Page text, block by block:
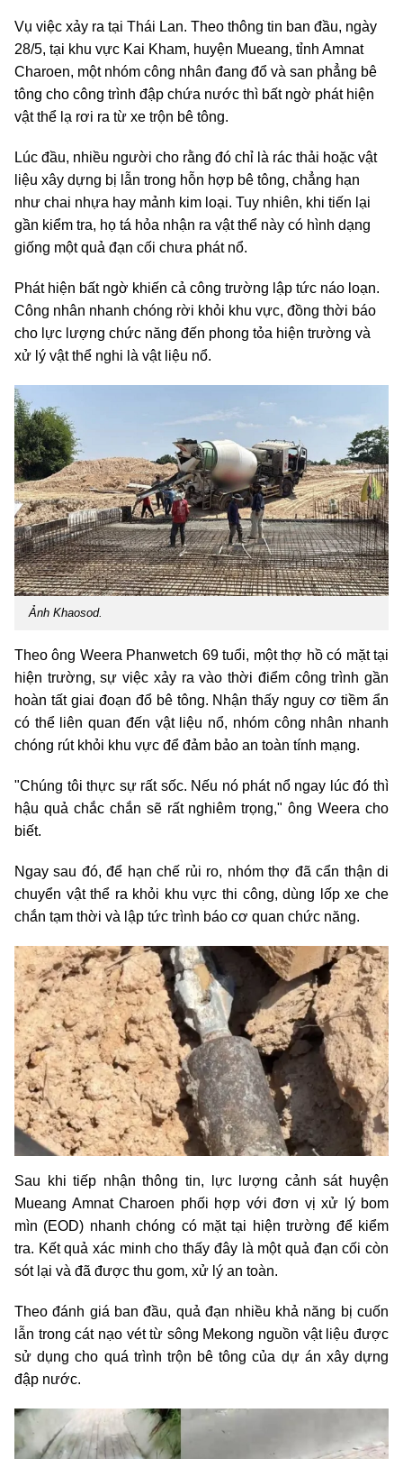
Vụ việc xảy ra tại Thái Lan. Theo thông tin ban đầu, ngày
28/5, tại khu vực Kai Kham, huyện Mueang, tỉnh Amnat
Charoen, một nhóm công nhân đang đổ và san phẳng bê
tông cho công trình đập chứa nước thì bất ngờ phát hiện
vật thể lạ rơi ra từ xe trộn bê tông.
Lúc đầu, nhiều người cho rằng đó chỉ là rác thải hoặc vật
liệu xây dựng bị lẫn trong hỗn hợp bê tông, chẳng hạn
như chai nhựa hay mảnh kim loại. Tuy nhiên, khi tiến lại
gần kiểm tra, họ tá hỏa nhận ra vật thể này có hình dạng
giống một quả đạn cối chưa phát nổ.
Phát hiện bất ngờ khiến cả công trường lập tức náo loạn.
Công nhân nhanh chóng rời khỏi khu vực, đồng thời báo
cho lực lượng chức năng đến phong tỏa hiện trường và
xử lý vật thể nghi là vật liệu nổ.
Ảnh Khaosod.
Theo ông Weera Phanwetch 69 tuổi, một thợ hồ có mặt tại
hiện trường, sự việc xảy ra vào thời điểm công trình gần
hoàn tất giai đoạn đổ bê tông. Nhận thấy nguy cơ tiềm ẩn
có thể liên quan đến vật liệu nổ, nhóm công nhân nhanh
chóng rút khỏi khu vực để đảm bảo an toàn tính mạng.
"Chúng tôi thực sự rất sốc. Nếu nó phát nổ ngay lúc đó thì
hậu quả chắc chắn sẽ rất nghiêm trọng," ông Weera cho
biết.
Ngay sau đó, để hạn chế rủi ro, nhóm thợ đã cẩn thận di
chuyển vật thể ra khỏi khu vực thi công, dùng lốp xe che
chắn tạm thời và lập tức trình báo cơ quan chức năng.
Sau khi tiếp nhận thông tin, lực lượng cảnh sát huyện
Mueang Amnat Charoen phối hợp với đơn vị xử lý bom
mìn (EOD) nhanh chóng có mặt tại hiện trường để kiểm
tra. Kết quả xác minh cho thấy đây là một quả đạn cối còn
sót lại và đã được thu gom, xử lý an toàn.
Theo đánh giá ban đầu, quả đạn nhiều khả năng bị cuốn
lẫn trong cát nạo vét từ sông Mekong nguồn vật liệu được
sử dụng cho quá trình trộn bê tông của dự án xây dựng
đập nước.